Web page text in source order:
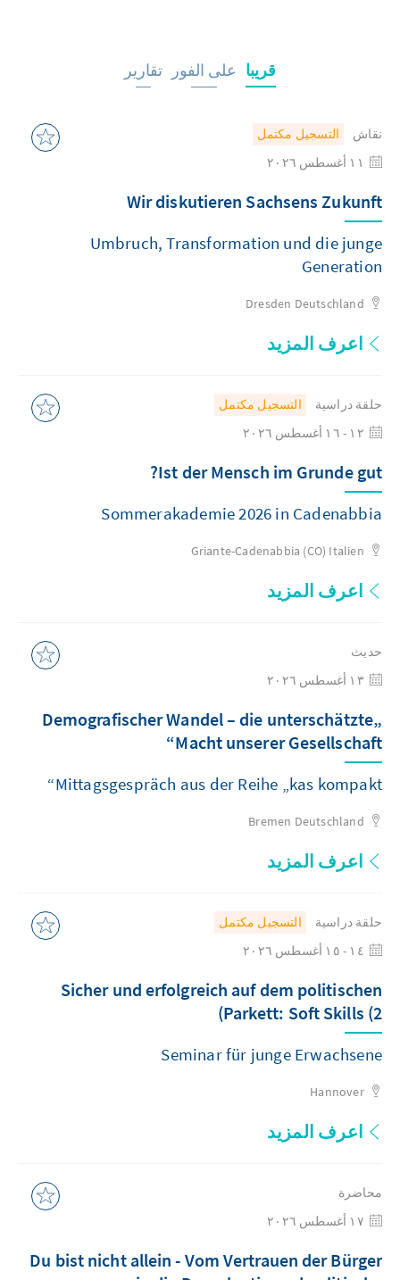
قريبا على الفور تقارير
نقاش
التسجيل مكتمل
Wir diskutieren Sachsens Zukunft
Umbruch, Transformation und die junge
Generation
Dresden Deutschland
اعرف المزيد
حلقة دراسية
التسجيل مكتمل
Ist der Mensch im Grunde gut?
Sommerakademie 2026 in Cadenabbia
Griante-Cadenabbia (CO) Italien
اعرف المزيد
حديث
„Demografischer Wandel – die unterschätzte
Macht unserer Gesellschaft“
Mittagsgespräch aus der Reihe „kas kompakt“
Bremen Deutschland
اعرف المزيد
حلقة دراسية
التسجيل مكتمل
Sicher und erfolgreich auf dem politischen
Parkett: Soft Skills (2)
Seminar für junge Erwachsene
Hannover
اعرف المزيد
محاضرة
Du bist nicht allein - Vom Vertrauen der Bürger